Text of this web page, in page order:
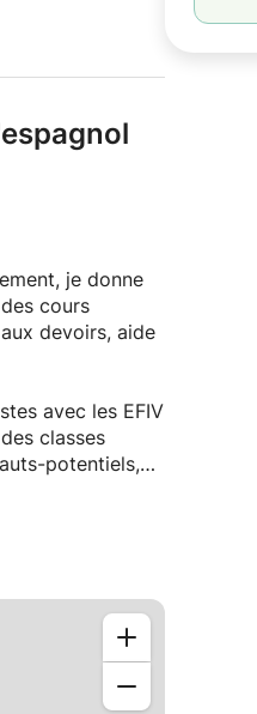
je donne
cours
devoirs, aide
avec les EFIV
classes
potentiels,
variées. J'ai
et